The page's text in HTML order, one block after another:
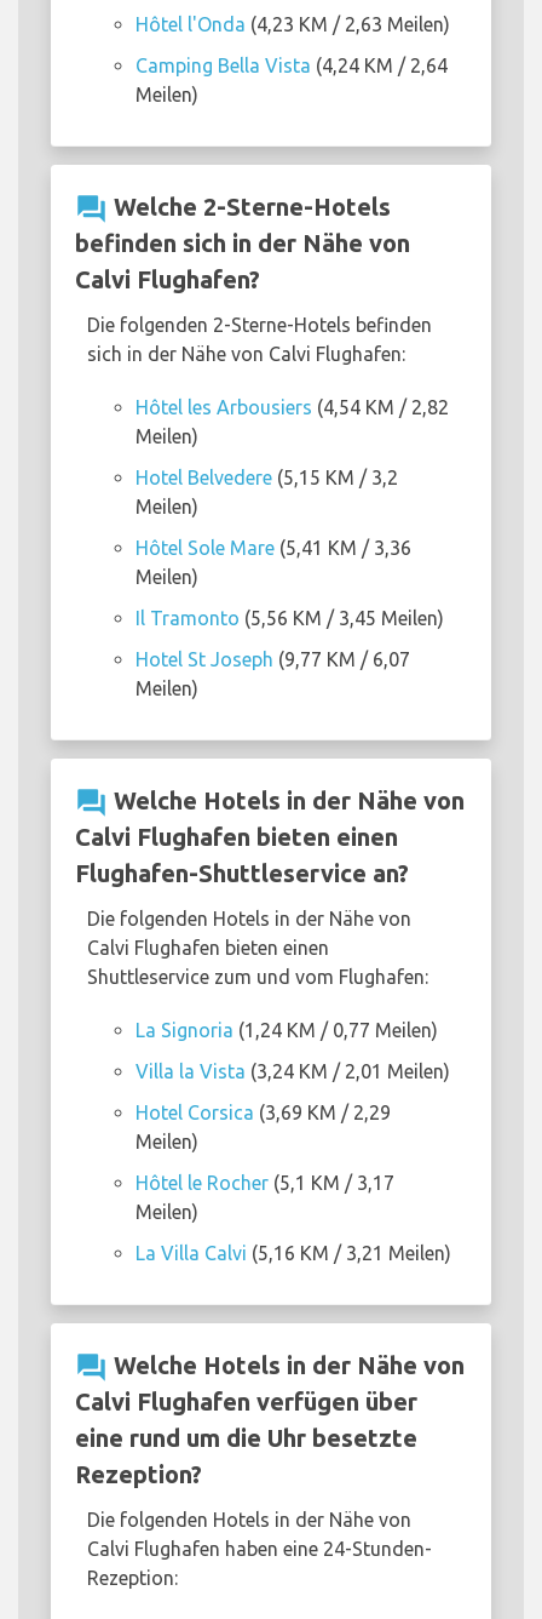
Hôtel l'Onda (4,23 KM / 2,63 Meilen)
Camping Bella Vista (4,24 KM / 2,64
Meilen)
question_answer Welche 2-Sterne-Hotels
befinden sich in der Nähe von
Calvi Flughafen?
Die folgenden 2-Sterne-Hotels befinden
sich in der Nähe von Calvi Flughafen:
Hôtel les Arbousiers (4,54 KM / 2,82
Meilen)
Hotel Belvedere (5,15 KM / 3,2
Meilen)
Hôtel Sole Mare (5,41 KM / 3,36
Meilen)
Il Tramonto (5,56 KM / 3,45 Meilen)
Hotel St Joseph (9,77 KM / 6,07
Meilen)
question_answer Welche Hotels in der Nähe von
Calvi Flughafen bieten einen
Flughafen-Shuttleservice an?
Die folgenden Hotels in der Nähe von
Calvi Flughafen bieten einen
Shuttleservice zum und vom Flughafen:
La Signoria (1,24 KM / 0,77 Meilen)
Villa la Vista (3,24 KM / 2,01 Meilen)
Hotel Corsica (3,69 KM / 2,29
Meilen)
Hôtel le Rocher (5,1 KM / 3,17
Meilen)
La Villa Calvi (5,16 KM / 3,21 Meilen)
question_answer Welche Hotels in der Nähe von
Calvi Flughafen verfügen über
eine rund um die Uhr besetzte
Rezeption?
Die folgenden Hotels in der Nähe von
Calvi Flughafen haben eine 24-Stunden-
Rezeption: